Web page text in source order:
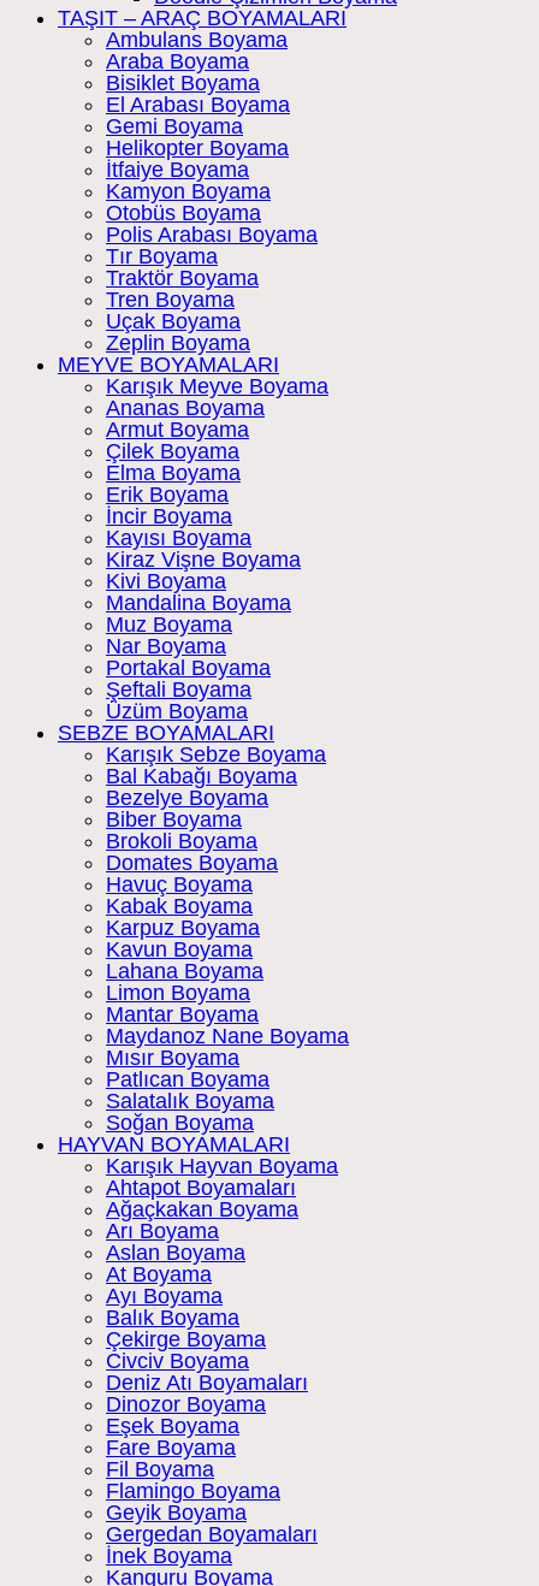
TAŞIT – ARAÇ BOYAMALARI
Ambulans Boyama
Araba Boyama
Bisiklet Boyama
El Arabası Boyama
Gemi Boyama
Helikopter Boyama
İtfaiye Boyama
Kamyon Boyama
Otobüs Boyama
Polis Arabası Boyama
Tır Boyama
Traktör Boyama
Tren Boyama
Uçak Boyama
Zeplin Boyama
MEYVE BOYAMALARI
Karışık Meyve Boyama
Ananas Boyama
Armut Boyama
Çilek Boyama
Elma Boyama
Erik Boyama
İncir Boyama
Kayısı Boyama
Kiraz Vişne Boyama
Kivi Boyama
Mandalina Boyama
Muz Boyama
Nar Boyama
Portakal Boyama
Şeftali Boyama
Üzüm Boyama
SEBZE BOYAMALARI
Karışık Sebze Boyama
Bal Kabağı Boyama
Bezelye Boyama
Biber Boyama
Brokoli Boyama
Domates Boyama
Havuç Boyama
Kabak Boyama
Karpuz Boyama
Kavun Boyama
Lahana Boyama
Limon Boyama
Mantar Boyama
Maydanoz Nane Boyama
Mısır Boyama
Patlıcan Boyama
Salatalık Boyama
Soğan Boyama
HAYVAN BOYAMALARI
Karışık Hayvan Boyama
Ahtapot Boyamaları
Ağaçkakan Boyama
Arı Boyama
Aslan Boyama
At Boyama
Ayı Boyama
Balık Boyama
Çekirge Boyama
Civciv Boyama
Deniz Atı Boyamaları
Dinozor Boyama
Eşek Boyama
Fare Boyama
Fil Boyama
Flamingo Boyama
Geyik Boyama
Gergedan Boyamaları
İnek Boyama
Kanguru Boyama